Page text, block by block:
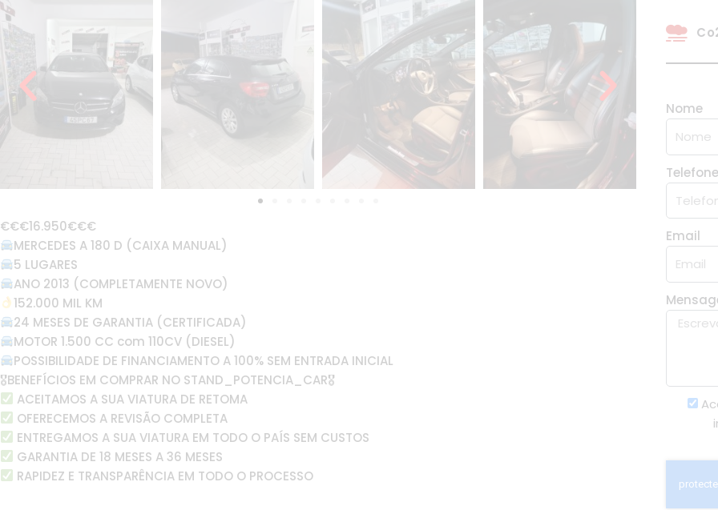
€€€16.950€€€
MERCEDES A 180 D (CAIXA MANUAL)
5 LUGARES
ANO 2013 (COMPLETAMENTE NOVO)
152.000 MIL KM
24 MESES DE GARANTIA (CERTIFICADA)
MOTOR 1.500 CC com 110CV (DIESEL)
POSSIBILIDADE DE FINANCIAMENTO A 100% SEM ENTRADA INICIAL
🎖BENEFÍCIOS EM COMPRAR NO STAND_POTENCIA_CAR🎖
ACEITAMOS A SUA VIATURA DE RETOMA
OFERECEMOS A REVISÃO COMPLETA
ENTREGAMOS A SUA VIATURA EM TODO O PAÍS SEM CUSTOS
GARANTIA DE 18 MESES A 36 MESES
RAPIDEZ E TRANSPARÊNCIA EM TODO O PROCESSO
Nome
Telefone
Email